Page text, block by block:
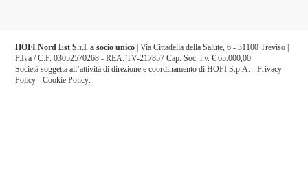
HOFI Nord Est S.r.l. a socio unico | Via Cittadella della Salute, 6 - 31100 Treviso |
P.Iva / C.F. 03052570268 - REA: TV-217857 Cap. Soc. i.v. € 65.000,00
Società soggetta all’attività di direzione e coordinamento di HOFI S.p.A. -Privacy
Policy -Cookie Policy.